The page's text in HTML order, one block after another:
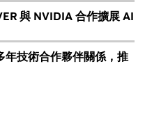
與 NVIDIA 合作擴展 AI
年技術合作夥伴關係，推